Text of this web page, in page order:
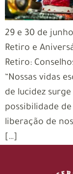
29 e 30 de
Retiro e
Retiro:
“Nossas vidas
de lucidez
possibilidade
liberação de
[…]